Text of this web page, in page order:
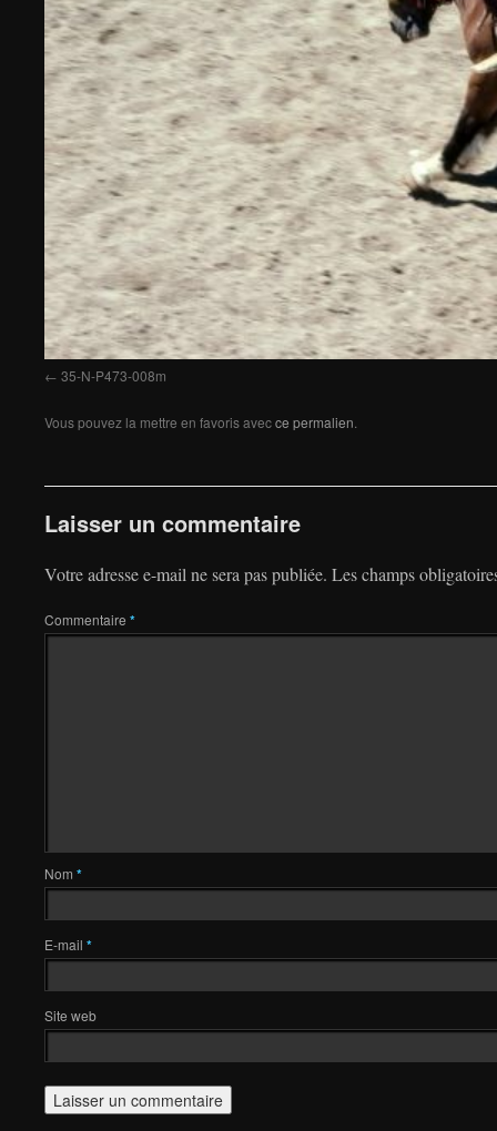
35-N-P473-008m
Vous pouvez la mettre en favoris avecce permalien
Laisser un commentaire
Votre adresse e-mail ne sera pas publiée. Les champs
Commentaire *
Nom *
E-mail *
Site web